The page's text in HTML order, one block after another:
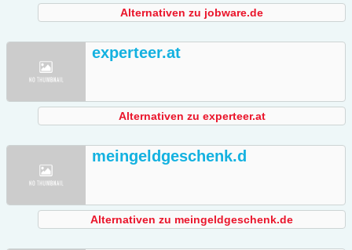
Alternativen zu jobware.de
experteer.at
Alternativen zu experteer.at
meingeldgeschenk.d
Alternativen zu meingeldgeschenk.de